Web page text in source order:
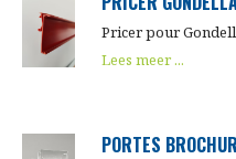
Pricer pour
Lees meer ...
PORTES